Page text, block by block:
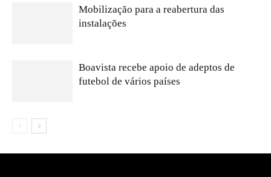
Mobilização para a reabertura das
instalações
Boavista recebe apoio de adeptos de
futebol de vários países